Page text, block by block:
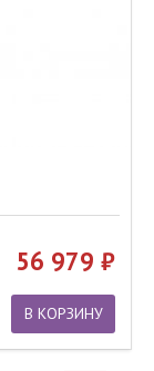
56 979
В КОРЗИНУ